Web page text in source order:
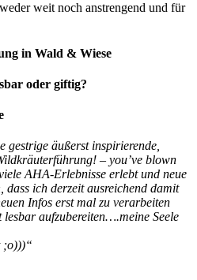
weit noch anstrengend und für
in Wald & Wiese
oder giftig?
gestrige äußerst inspirierende,
– you’ve blown
AHA-Erlebnisse erlebt und neue
dass ich derzeit ausreichend damit
Infos erst mal zu verarbeiten
aufzubereiten….meine Seele
;o)))“